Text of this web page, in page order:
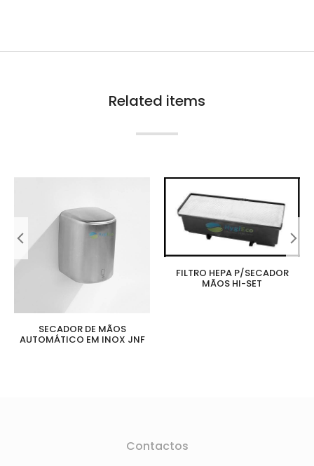
Related items
SECADOR DE MÃOS
AUTOMÁTICO EM INOX JNF
FILTRO HEPA P/SECADOR
MÃOS HI-SET
Contactos